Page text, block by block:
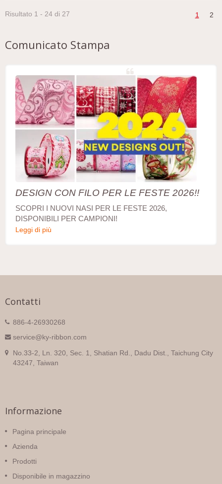
Risultato 1 - 24 di 27 1 2
Comunicato Stampa
DESIGN CON FILO PER LE FESTE 2026!!
SCOPRI I NUOVI NASI PER LE FESTE 2026,
DISPONIBILI PER CAMPIONI!
Leggi di più
Contatti
886-4-26930268
service@ky-ribbon.com
No.33-2, Ln. 320, Sec. 1, Shatian Rd., Dadu Dist., Taichung City
43247, Taiwan
Informazione
Pagina principale
Azienda
Prodotti
Disponibile in magazzino